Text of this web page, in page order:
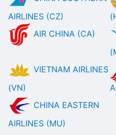
AIRLINES (CZ)
AIR CHINA (CA)
VIETNAM AIRLINES
(VN)
CHINA EASTERN
AIRLINES (MU)